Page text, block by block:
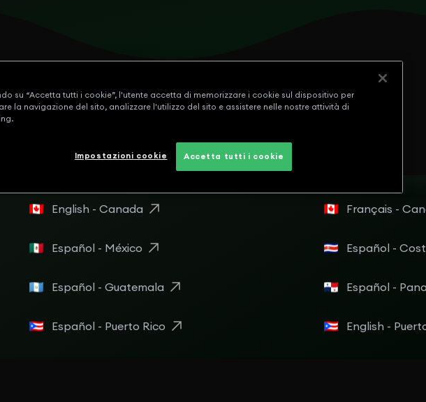
English - Canada Français -
Español - México Español -
Español - Guatemala Español -
Español - Puerto Rico English -
su “Accetta tutti i cookie”, l'utente accetta di memorizzare i cookie sul dispositivo per
la navigazione del sito, analizzare l'utilizzo del sito e assistere nelle nostre attività di
Accetta tutti i cookie
Impostazioni cookie